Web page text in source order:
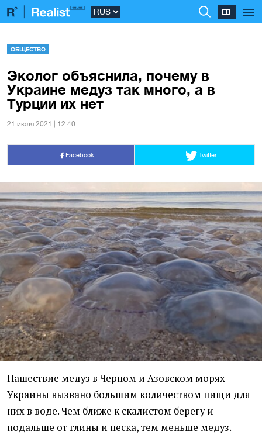
ОБЩЕСТВО
Эколог объяснила, почему в
Украине медуз так много, а в
Турции их нет
21 июля 2021 | 12:40
Facebook Twitter
Нашествие медуз в Черном и Азовском морях
Украины вызвано большим количеством пищи для
них в воде. Чем ближе к скалистом берегу и
подальше от глины и песка, тем меньше медуз.